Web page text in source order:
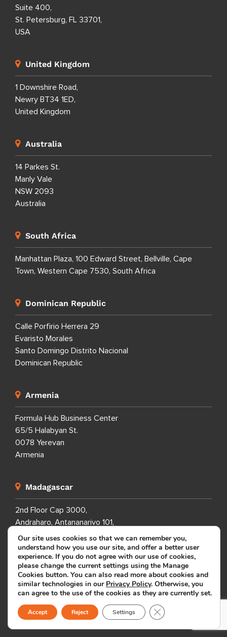
Suite 400,
St. Petersburg, FL 33701,
USA
United Kingdom
1 Downshire Road,
Newry BT34 1ED,
United Kingdom
Australia
14 Parkes St.
Manly Vale
NSW 2093
Australia
South Africa
Manhattan Plaza, 100 Edward Street, Bellville, Cape
Town, Western Cape 7530, South Africa
Dominican Republic
Calle Porfirio Herrera 29
Evaristo Morales
Santo Domingo Distrito Nacional
Dominican Republic
Armenia
Formula Hub Business Center
65/5 Halabyan St.
0078 Yerevan
Armenia
Madagascar
2nd Floor Cap 3000,
Andraharo, Antananarivo 101,
Madagascar
FAQ
SITEMAP
PRIVACY POLICY
Our site uses cookies so that we can remember you,
understand how you use our site, and offer a better user
experience. If you do not agree with our use of cookies,
please change the current settings using the Manage
Cookies button. You can also read more about cookies and
similar technologies in our Privacy Policy. Otherwise, you
can agree to the use of the cookies as they are currently set.
Accept Reject Settings Close GDPR Cookie